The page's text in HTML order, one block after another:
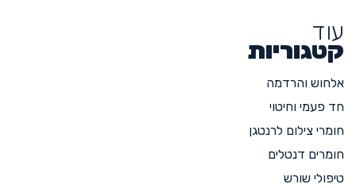
עוד
קטגוריות
אלחוש והרדמה
חד פעמי וחיטוי
חומרי צילום לרנטגן
חומרים דנטלים
טיפולי שורש